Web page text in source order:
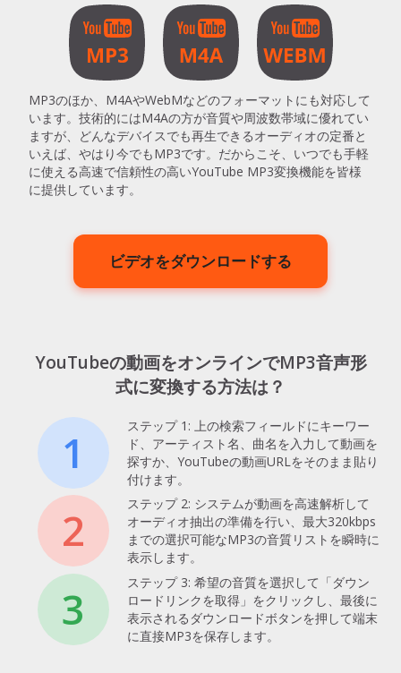
MP3のほか、M4AやWebMなどのフォーマットにも対応して
います。技術的にはM4Aの方が音質や周波数帯域に優れてい
ますが、どんなデバイスでも再生できるオーディオの定番と
いえば、やはり今でもMP3です。だからこそ、いつでも手軽
に使える高速で信頼性の高いYouTube MP3変換機能を皆様
に提供しています。
ビデオをダウンロードする
YouTubeの動画をオンラインでMP3音声形
式に変換する方法は？
1
ステップ 1: 上の検索フィールドにキーワー
ド、アーティスト名、曲名を入力して動画を
探すか、YouTubeの動画URLをそのまま貼り
付けます。
2
ステップ 2: システムが動画を高速解析して
オーディオ抽出の準備を行い、最大320kbps
までの選択可能なMP3の音質リストを瞬時に
表示します。
3
ステップ 3: 希望の音質を選択して「ダウン
ロードリンクを取得」をクリックし、最後に
表示されるダウンロードボタンを押して端末
に直接MP3を保存します。